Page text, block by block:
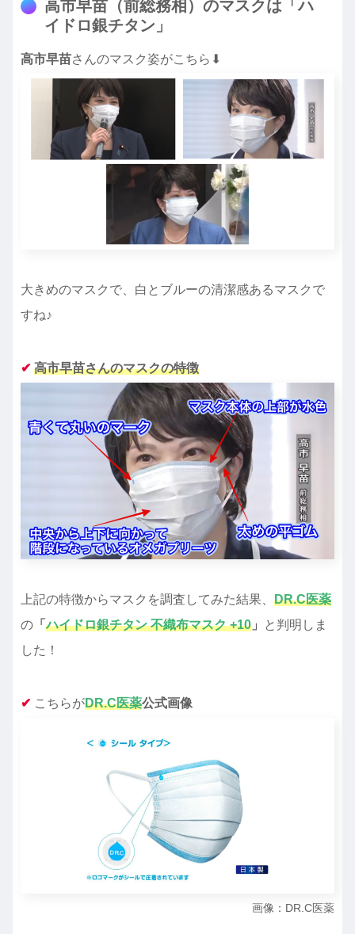
高市早苗（前総務相）のマスクは「ハ
イドロ銀チタン」
高市早苗さんのマスク姿がこちら⬇︎
大きめのマスクで、白とブルーの清潔感あるマスクで
すね♪
✔︎ 高市早苗さんのマスクの特徴
上記の特徴からマスクを調査してみた結果、 DR.C医薬
の 「ハイドロ銀チタン 不織布マスク +10 」
と判明しま
した！
✔︎ こちらがDR.C医薬公式画像
画像：DR.C医薬